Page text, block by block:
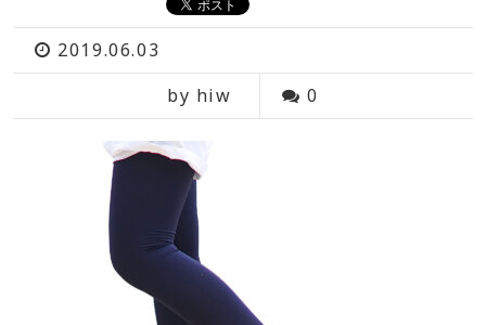
2019.06.03
by hiw
0